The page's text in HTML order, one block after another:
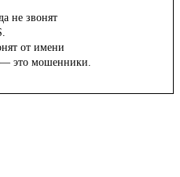
не звонят
от имени
— это мошенники.